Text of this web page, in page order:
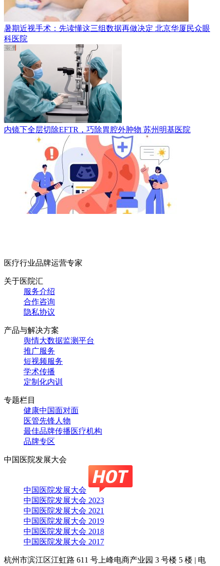
暑期近视手术：先读懂这三组数据再做决定 北京华厦民众眼
科医院
内镜下全层切除EFTR，巧除胃腔外肿物 苏州明基医院
医疗行业品牌运营专家
关于医院汇
服务介绍
合作咨询
隐私协议
产品与解决方案
舆情大数据监测平台
推广服务
短视频服务
学术传播
定制化内训
专题栏目
健康中国面对面
医管先锋人物
最佳品牌传播医疗机构
品牌专区
中国医院发展大会
中国医院发展大会
中国医院发展大会 2023
中国医院发展大会 2021
中国医院发展大会 2019
中国医院发展大会 2018
中国医院发展大会 2017
杭州市滨江区江虹路 611 号上峰电商产业园 3 号楼 5 楼 | 电